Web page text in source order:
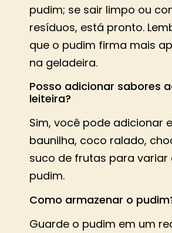
pudim; se sair limpo ou
resíduos, está pronto.
que o pudim firma mais
na geladeira.
Posso adicionar sabores
leiteira?
Sim, você pode adicionar
baunilha, coco ralado,
suco de frutas para variar
pudim.
Como armazenar o
Guarde o pudim em um